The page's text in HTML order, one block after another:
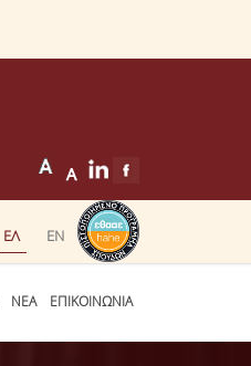
ΝΕΑ ΕΠΙΚΟΙΝΩΝΙΑ